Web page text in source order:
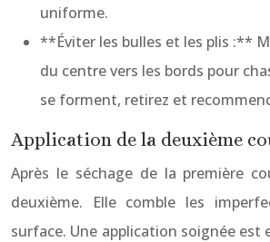
uniforme.
**Éviter les bulles et les plis :**
du centre vers les bords pour
se forment, retirez et
Application de la deuxième
Après le séchage de la première
deuxième. Elle comble les
surface. Une application soignée est